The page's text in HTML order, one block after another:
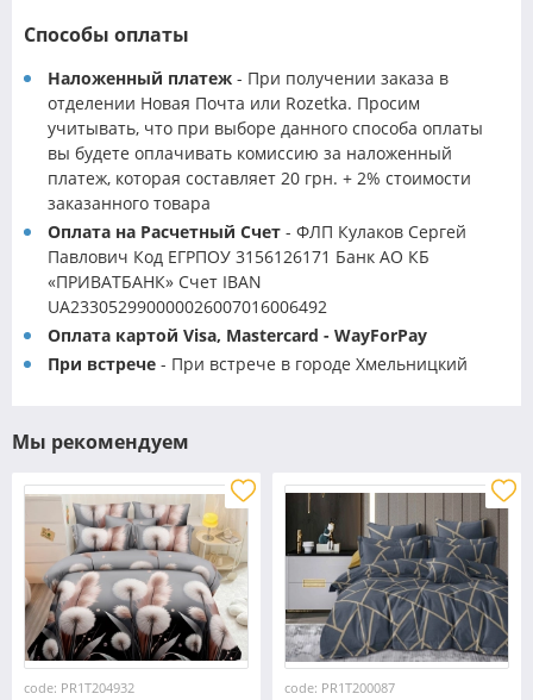
Способы оплаты
Наложенный платеж - При получении заказа в
отделении Новая Почта или Rozetka. Просим
учитывать, что при выборе данного способа оплаты
вы будете оплачивать комиссию за наложенный
платеж, которая составляет 20 грн. + 2% стоимости
заказанного товара
Оплата на Расчетный Счет - ФЛП Кулаков Сергей
Павлович Код ЕГРПОУ 3156126171 Банк АО КБ
«ПРИВАТБАНК» Счет IBAN
UA233052990000026007016006492
Оплата картой Visa, Mastercard - WayForPay
При встрече - При встрече в городе Хмельницкий
Мы рекомендуем
code: PR1T204932 code: PR1T200087